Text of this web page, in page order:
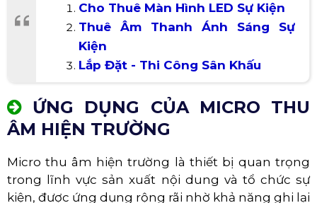
Cho Thuê Màn Hình LED Sự Kiện
Thuê Âm Thanh Ánh Sáng Sự
Kiện
Lắp Đặt - Thi Công Sân Khấu
ỨNG DỤNG CỦA MICRO THU
ÂM HIỆN TRƯỜNG
Micro thu âm hiện trường là thiết bị quan trọng
trong lĩnh vực sản xuất nội dung và tổ chức sự
kiện, được ứng dụng rộng rãi nhờ khả năng ghi lại